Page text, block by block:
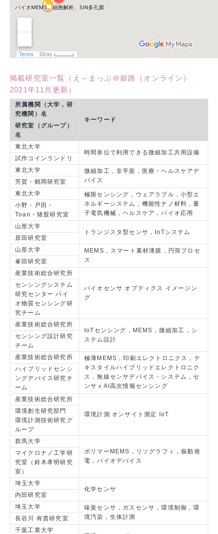
掲載研究室一覧（え～まっぷ＠姫路（オンライン）
2021年11月更新）
所属機関（大学，研
究機関）名
キーワード
研究室（グループ）
名
東北大学
時間単位で利用できる微細加工共用設備
試作コインランドリ
東北大学
微細加工，非平面，医療・ヘルスケアデ
バイス
芳賀・鶴岡研究室
東北大学
極限センシング，ウェアラブル，小型エ
ネルギーシステム，機能性ナノ材料，量
子電気機械，ヘルスケア，バイオ応用
小野・戸田・
Toan・猪股研究室
山形大学
トランジスタ型センサ，IoTシステム
原田研究室
山形大学
MEMS，スマート素材薄膜，円筒プロセ
ス
峯田研究室
産業技術総合研究所
バイオセンサ オプティクス イメージン
グ
センシングシステム
研究センター バイ
オ物質センシング研
究チーム
産業技術総合研究所
IoTセンシング，MEMS，微細加工，シ
ステム設計
センシング設計研究
チーム
産業技術総合研究所
極薄MEMS，印刷エレクトロニクス，テ
キスタイルハイブリッドエレクトロニク
ス，無線センサデバイス・システム，セ
ンサｘAI高次情報センシング
ハイブリッドセンシ
ングデバイス研究チ
ーム
産業技術総合研究所
環境計測 オンサイト測定 IoT
環境創生研究部門
環境計測技術研究グ
ループ
群馬大学
ポリマーMEMS，リソグラフィ，振動発
電，バイオデバイス
マイクロナノ工学研
究室（鈴木孝明研究
室）
埼玉大学
化学センサ
内田研究室
埼玉大学
味覚センサ，ガスセンサ，環境制御，環
境汚染，生体計測
長谷川 有貴研究室
千葉工業大学